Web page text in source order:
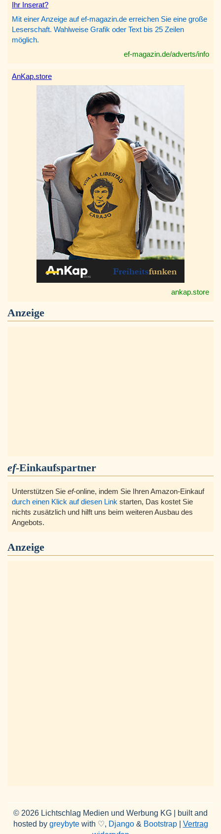
Ihr Inserat?
Mit einer Anzeige auf ef-magazin.de erreichen Sie eine große
Leserschaft. Wahlweise Grafik oder Text bis 25 Zeilen
möglich.
ef-magazin.de/adverts/info
AnKap.store
ankap.store
Anzeige
ef-Einkaufspartner
Unterstützen Sie ef-online, indem Sie Ihren Amazon-Einkauf
durch einen Klick auf diesen Link starten, Das kostet Sie
nichts zusätzlich und hilft uns beim weiteren Ausbau des
Angebots.
Anzeige
© 2026 Lichtschlag Medien und Werbung KG | built and
hosted by greybytewith ♡, Django& Bootstrap| Vertrag